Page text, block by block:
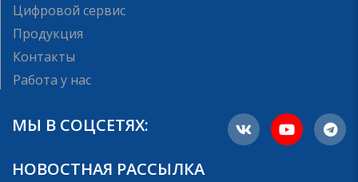
Цифровой сервис
Продукция
Контакты
Работа у нас
МЫ В СОЦСЕТЯХ:
НОВОСТНАЯ РАССЫЛКА